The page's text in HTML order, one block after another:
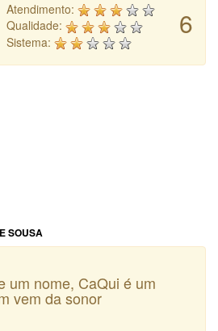
6
Atendimento:
Qualidade:
Sistema:
SOUSA
um nome, CaQui é um
vem da sonor